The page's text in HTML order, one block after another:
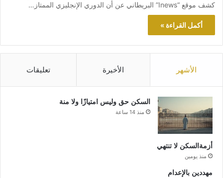
كشف موقع “Inews” البريطاني عن أن الدوري الإنجليزي الممتاز…
أكمل القراءة »
الأشهر الأخيرة تعليقات
السكن حق وليس امتيازًا ولا منة
منذ 14 ساعة
أزمةالسكن لا تنتهي
منذ يومين
مهددين بالإعدام